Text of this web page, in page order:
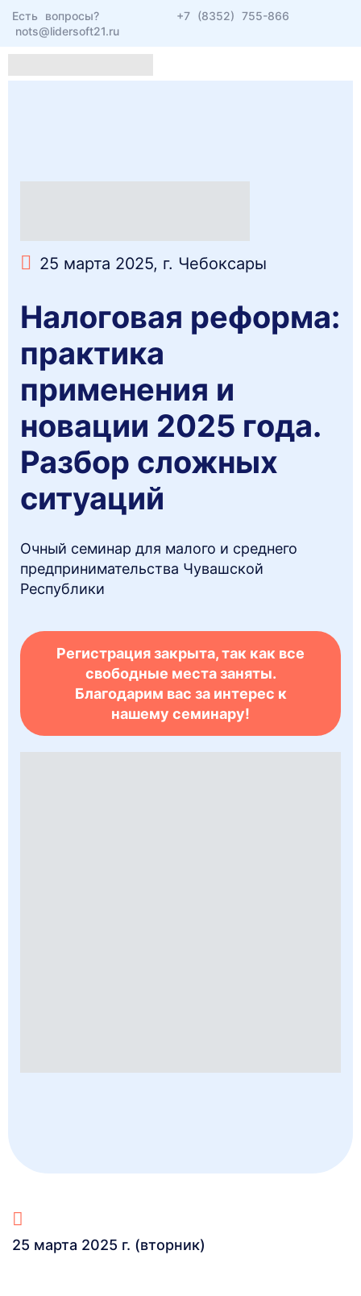
Есть вопросы?
+7 (8352) 755-866
nots@lidersoft21.ru
25 марта 2025, г. Чебоксары
Налоговая реформа:
практика
применения и
новации 2025 года.
Разбор сложных
ситуаций
Очный семинар для малого и среднего
предпринимательства Чувашской
Республики
Регистрация закрыта, так как все
свободные места заняты.
Благодарим вас за интерес к
нашему семинару!
25 марта 2025 г. (вторник)